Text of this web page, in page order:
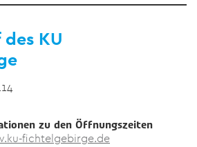
KU
zu den Öffnungszeiten
fichtelgebirge.de